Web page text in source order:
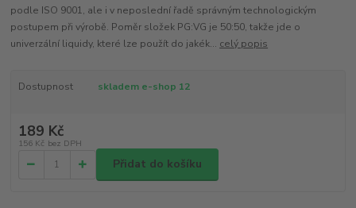
podle ISO 9001, ale i v neposlední řadě správným technologickým
postupem při výrobě. Poměr složek PG:VG je 50:50, takže jde o
univerzální liquidy, které lze použít do jakék... celý popis
Dostupnost skladem e-shop 12
189 Kč
156 Kč bez DPH
Přidat do košíku